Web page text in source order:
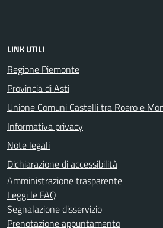
LINK UTILI
Regione Piemonte
Provincia di Asti
Unione Comuni Castelli tra Roero e
Informativa privacy
Note legali
Dichiarazione di accessibilità
Amministrazione trasparente
Leggi le FAQ
Segnalazione disservizio
Prenotazione appuntamento